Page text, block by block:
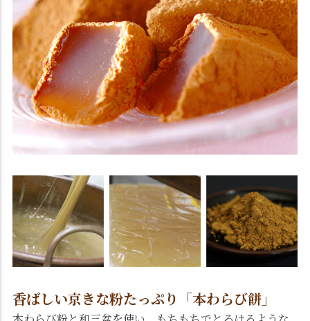
香ばしい京きな粉たっぷり「本わらび餅」